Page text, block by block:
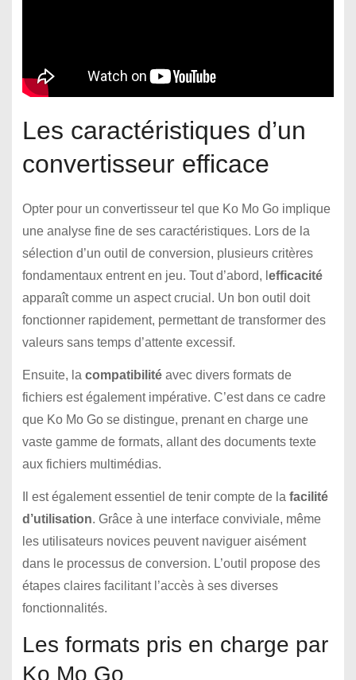
Les caractéristiques d’un
convertisseur efficace
Opter pour un convertisseur tel que Ko Mo Go implique
une analyse fine de ses caractéristiques. Lors de la
sélection d’un outil de conversion, plusieurs critères
fondamentaux entrent en jeu. Tout d’abord, l efficacité
apparaît comme un aspect crucial. Un bon outil doit
fonctionner rapidement, permettant de transformer des
valeurs sans temps d’attente excessif.
Ensuite, la compatibilitéavec divers formats de
fichiers est également impérative. C’est dans ce cadre
que Ko Mo Go se distingue, prenant en charge une
vaste gamme de formats, allant des documents texte
aux fichiers multimédias.
Il est également essentiel de tenir compte de la facilité
d’utilisation. Grâce à une interface conviviale, même
les utilisateurs novices peuvent naviguer aisément
dans le processus de conversion. L’outil propose des
étapes claires facilitant l’accès à ses diverses
fonctionnalités.
Les formats pris en charge par
Ko Mo Go